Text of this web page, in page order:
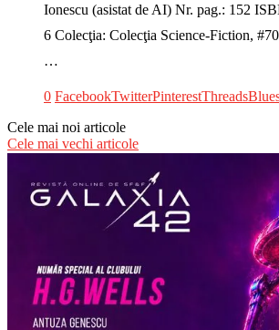
Ionescu (asistat de AI) Nr. pag.: 152
6 Colecţia: Colecţia Science-Fiction,
…
0 FacebookTwitterPinterestThreads
Cele mai noi articole
Cele mai vechi articole